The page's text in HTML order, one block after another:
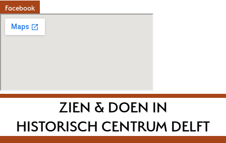
Facebook
ZIEN & DOEN IN
HISTORISCH CENTRUM DELFT